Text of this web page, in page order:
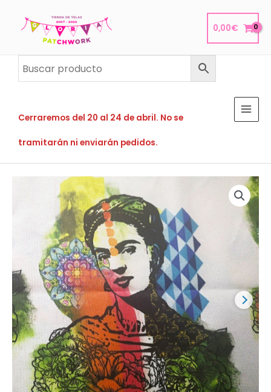
0,00€
Cerraremos del 20 al 24 de abril. No se
tramitarán ni enviarán pedidos.